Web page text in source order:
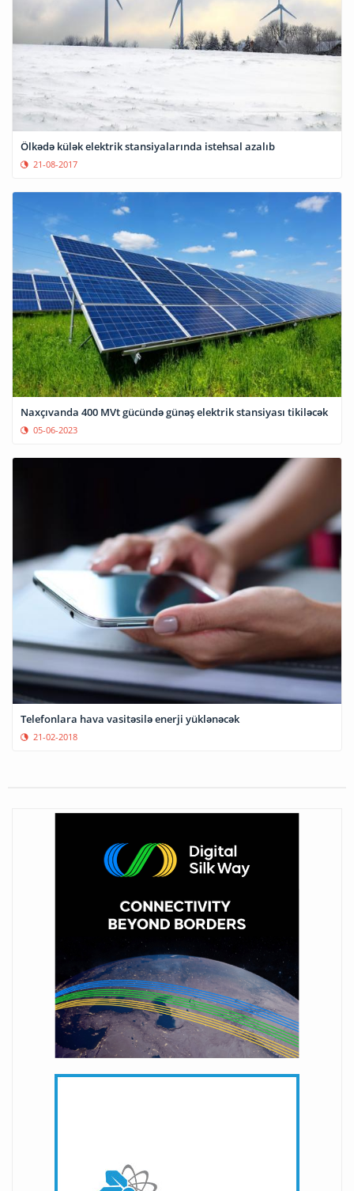
Ölkədə külək elektrik stansiyalarında istehsal azalıb
21-08-2017
Naxçıvanda 400 MVt gücündə günəş elektrik stansiyası tikiləcək
05-06-2023
Telefonlara hava vasitəsilə enerji yüklənəcək
21-02-2018